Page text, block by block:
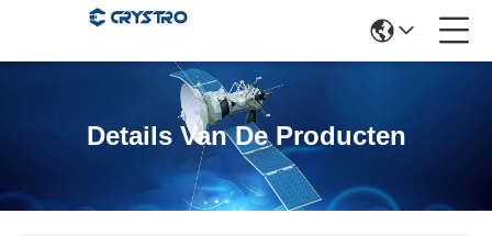
Details Van De Producten